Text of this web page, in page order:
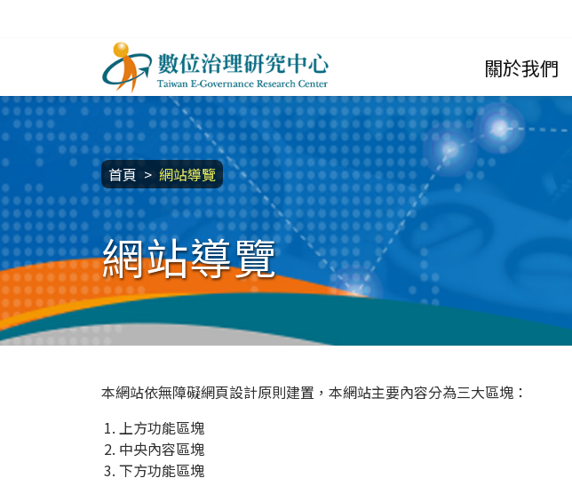
數位治理研究中心
關於我們
首頁 網站導覽
:::
網站導覽
本網站依無障礙網頁設計原則建置，本網站主要內容分為三大區塊：
上方功能區塊
中央內容區塊
下方功能區塊